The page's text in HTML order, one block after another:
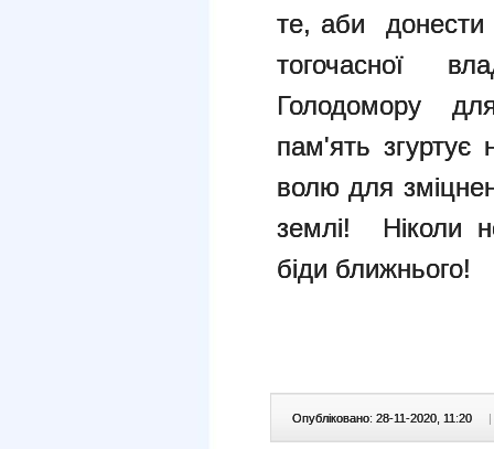
те, аби донести
тогочасної
Голодомору
пам'ять
волю для
землі! Ніколи
біди ближнього!
Опубліковано: 28-11-2020, 11:20 |